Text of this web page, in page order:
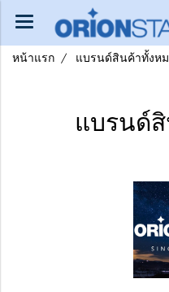
หน้าแรก แบรนด์สินค้าทั้งห
แบรนด์